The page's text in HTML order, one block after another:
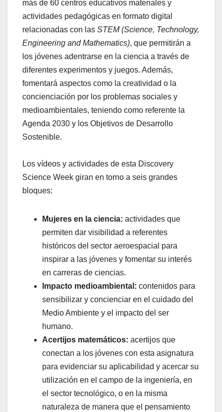
más de 60 centros educativos materiales y
actividades pedagógicas en formato digital
relacionadas con las STEM (Science, Technology,
Engineering and Mathematics), que permitirán a
los jóvenes adentrarse en la ciencia a través de
diferentes experimentos y juegos. Además,
fomentará aspectos como la creatividad o la
concienciación por los problemas sociales y
medioambientales, teniendo como referente la
Agenda 2030 y los Objetivos de Desarrollo
Sostenible.
Los vídeos y actividades de esta Discovery
Science Week giran en torno a seis grandes
bloques:
Mujeres en la ciencia: actividades que
permiten dar visibilidad a referentes
históricos del sector aeroespacial para
inspirar a las jóvenes y fomentar su interés
en carreras de ciencias.
Impacto medioambiental: contenidos para
sensibilizar y concienciar en el cuidado del
Medio Ambiente y el impacto del ser
humano.
Acertijos matemáticos: acertijos que
conectan a los jóvenes con esta asignatura
para evidenciar su aplicabilidad y acercar su
utilización en el campo de la ingeniería, en
el sector tecnológico, o en la misma
naturaleza de manera que el pensamiento